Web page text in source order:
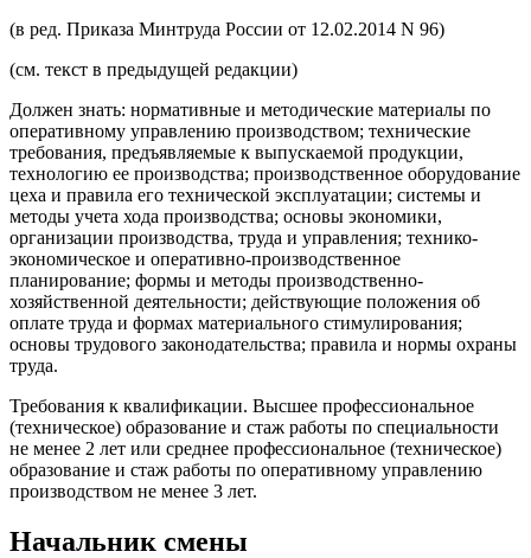
(в ред. Приказа Минтруда России от 12.02.2014 N 96)
(см. текст в предыдущей редакции)
Должен знать: нормативные и методические материалы по
оперативному управлению производством; технические
требования, предъявляемые к выпускаемой продукции,
технологию ее производства; производственное оборудование
цеха и правила его технической эксплуатации; системы и
методы учета хода производства; основы экономики,
организации производства, труда и управления; технико-
экономическое и оперативно-производственное
планирование; формы и методы производственно-
хозяйственной деятельности; действующие положения об
оплате труда и формах материального стимулирования;
основы трудового законодательства; правила и нормы охраны
труда.
Требования к квалификации. Высшее профессиональное
(техническое) образование и стаж работы по специальности
не менее 2 лет или среднее профессиональное (техническое)
образование и стаж работы по оперативному управлению
производством не менее 3 лет.
Начальник смены